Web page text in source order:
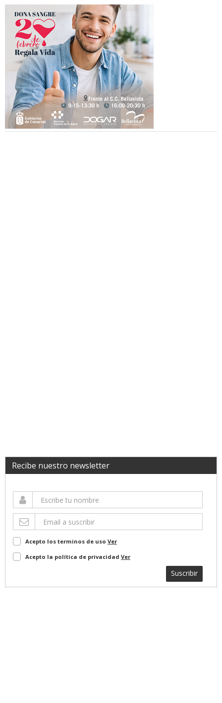
Recibe nuestro newsletter
Acepto los terminos de uso Ver
Acepto la política de privacidad Ver
Suscribir